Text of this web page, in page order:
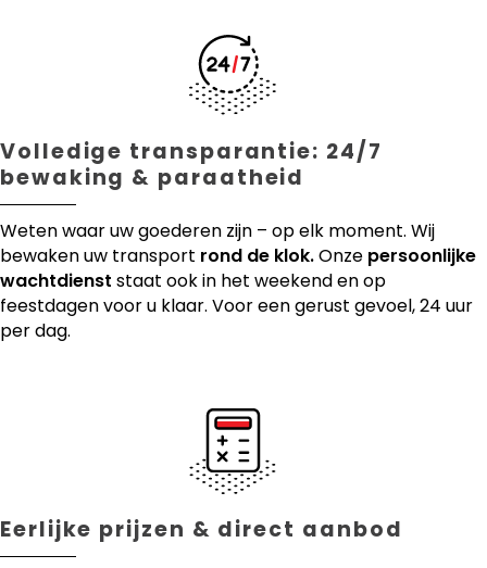
Volledige transparantie: 24/7
bewaking & paraatheid
Weten waar uw goederen zijn – op elk moment. Wij
bewaken uw transport rond de klok.Onze persoonlijke
wachtdienst staat ook in het weekend en op
feestdagen voor u klaar. Voor een gerust gevoel, 24 uur
per dag.
Eerlijke prijzen & direct aanbod